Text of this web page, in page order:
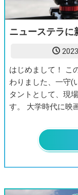
ニューステラに
はじめまして！ こ
わりました、一守(
タントとして、現
す。 大学時代に映